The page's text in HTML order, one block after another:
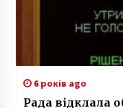
6 років ago
Рада відклала